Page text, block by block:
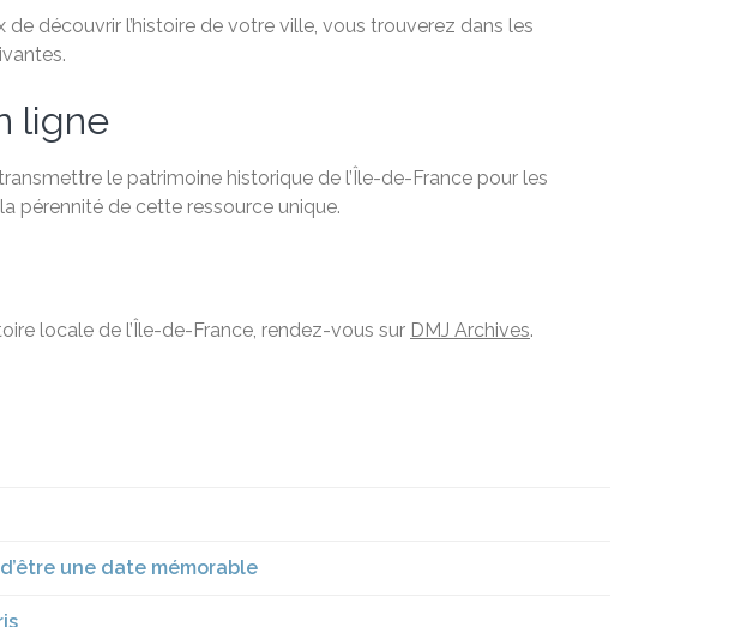
découvrir l’histoire de votre ville, vous trouverez dans les
ligne
le patrimoine historique de l’Île-de-France pour les
pérennité de cette ressource unique.
locale de l’Île-de-France, rendez-vous sur DMJ Archives.
une date mémorable